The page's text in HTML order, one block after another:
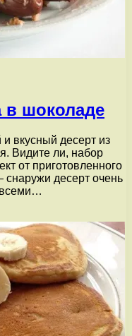
в шоколаде
вкусный десерт из
Видите ли, набор
от приготовленного
десерт очень